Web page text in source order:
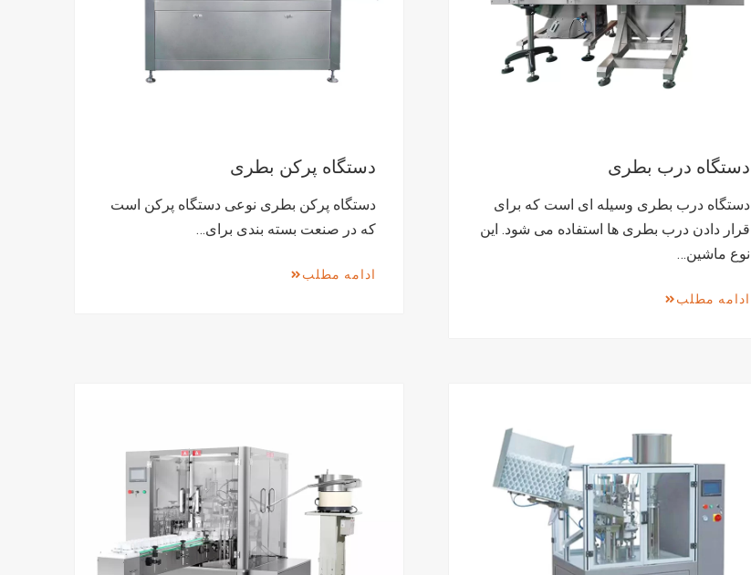
دستگاه پرکن بطری
دستگاه پرکن بطری نوعی دستگاه پرکن است
که در صنعت بسته بندی برای…
ادامه مطلب
دستگاه درب بطری
دستگاه درب بطری وسیله ای است که برای
قرار دادن درب بطری ها استفاده می شود. این
نوع ماشین…
ادامه مطلب